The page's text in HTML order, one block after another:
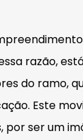
razão,
do ramo,
Este
por ser um